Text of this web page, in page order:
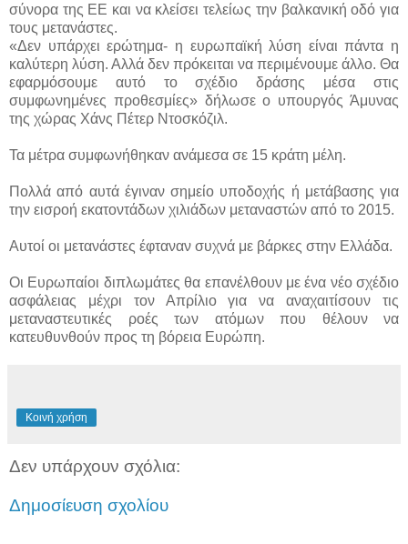
σύνορα της ΕΕ και να κλείσει τελείως την βαλκανική οδό για
τους μετανάστες.
«Δεν υπάρχει ερώτημα- η ευρωπαϊκή λύση είναι πάντα η
καλύτερη λύση. Αλλά δεν πρόκειται να περιμένουμε άλλο. Θα
εφαρμόσουμε αυτό το σχέδιο δράσης μέσα στις
συμφωνημένες προθεσμίες» δήλωσε ο υπουργός Άμυνας
της χώρας Χάνς Πέτερ Ντοσκόζιλ.
Τα μέτρα συμφωνήθηκαν ανάμεσα σε 15 κράτη μέλη.
Πολλά από αυτά έγιναν σημείο υποδοχής ή μετάβασης για
την εισροή εκατοντάδων χιλιάδων μεταναστών από το 2015.
Αυτοί οι μετανάστες έφταναν συχνά με βάρκες στην Ελλάδα.
Οι Ευρωπαίοι διπλωμάτες θα επανέλθουν με ένα νέο σχέδιο
ασφάλειας μέχρι τον Απρίλιο για να αναχαιτίσουν τις
μεταναστευτικές ροές των ατόμων που θέλουν να
κατευθυνθούν προς τη βόρεια Ευρώπη.
Κοινή χρήση
Δεν υπάρχουν σχόλια:
Δημοσίευση σχολίου